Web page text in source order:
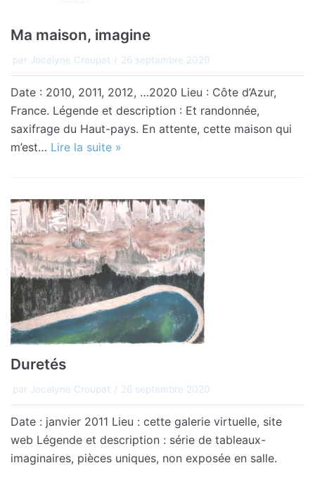
Ma maison, imagine
par Jocelyne Croupat 26 septembre 2020
Date : 2010, 2011, 2012, …2020 Lieu : Côte d’Azur,
France. Légende et description : Et randonnée,
saxifrage du Haut-pays. En attente, cette maison qui
m’est… Lire la suite »
Duretés
par Jocelyne Croupat 26 septembre 2020
Date : janvier 2011 Lieu : cette galerie virtuelle, site
web Légende et description : série de tableaux-
imaginaires, pièces uniques, non exposée en salle.